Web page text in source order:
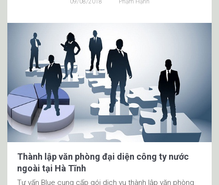
09/08/2018 Phạm Hạnh
Thành lập văn phòng đại diện công ty nước
ngoài tại Hà Tĩnh
Tư vấn Blue cung cấp gói dịch vụ thành lập văn phòng